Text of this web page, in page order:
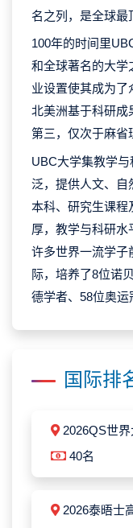
名之列，是全球最
100年的时间里
和全球著名的大学
业设置使其成为
北美洲基于科研成
第三，仅次于麻省
UBC大学集教学
泛，提供人文、自
本科、研究生课程
厚，教学与科研水
许多世界一流学子
际，培养了8位诺
德学者、58位奥运
国际排
2026QS世界
40名
2026泰晤士